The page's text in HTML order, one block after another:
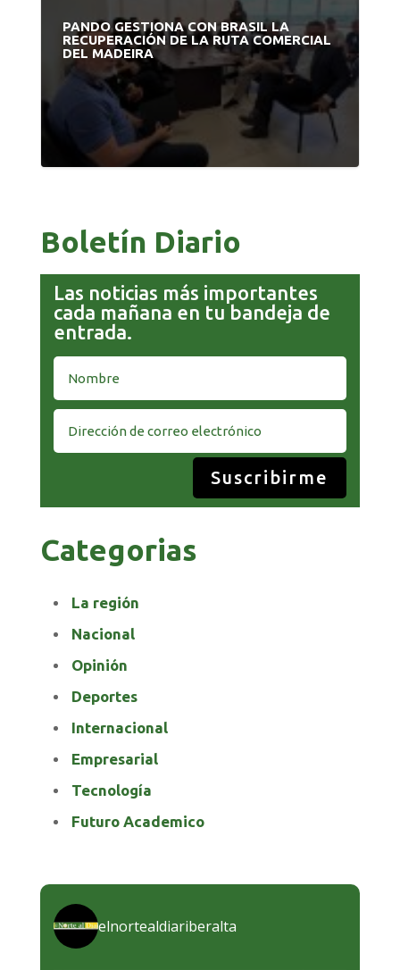
PANDO GESTIONA CON BRASIL LA
RECUPERACIÓN DE LA RUTA COMERCIAL
DEL MADEIRA
Boletín Diario
Las noticias más importantes
cada mañana en tu bandeja de
entrada.
Suscribirme
Categorias
La región
Nacional
Opinión
Deportes
Internacional
Empresarial
Tecnología
Futuro Academico
elnortealdiariberalta